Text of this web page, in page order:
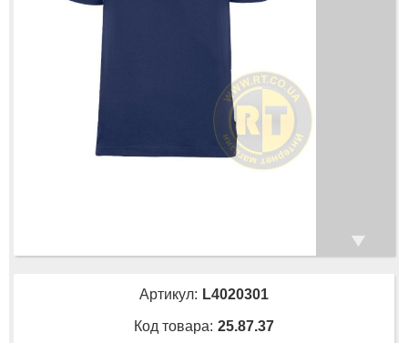
Артикул: L4020301
Код товара: 25.87.37